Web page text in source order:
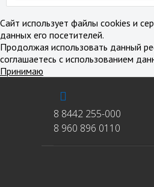
8 8442 255-000
8 960 896 0110
Сайт использует файлы cookies и
данных его посетителей.
Продолжая использовать данный
соглашаетесь с использованием
Принимаю